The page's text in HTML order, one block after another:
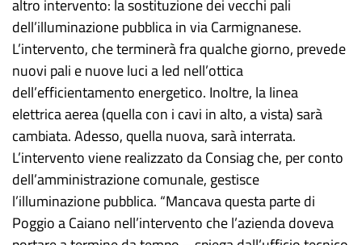
altro intervento: la sostituzione dei vecchi pali
dell’illuminazione pubblica in via Carmignanese.
L’intervento, che terminerà fra qualche giorno, prevede
nuovi pali e nuove luci a led nell’ottica
dell’efficientamento energetico. Inoltre, la linea
elettrica aerea (quella con i cavi in alto, a vista) sarà
cambiata. Adesso, quella nuova, sarà interrata.
L’intervento viene realizzato da Consiag che, per conto
dell’amministrazione comunale, gestisce
l’illuminazione pubblica. “Mancava questa parte di
Poggio a Caiano nell’intervento che l’azienda doveva